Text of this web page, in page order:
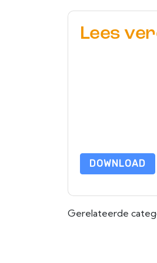
Lees
DOWNLOAD
Gerelateerde